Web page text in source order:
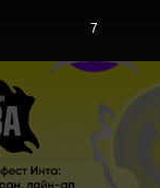
7